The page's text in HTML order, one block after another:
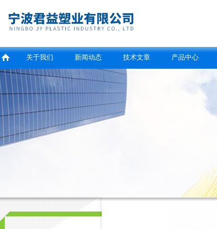
关于我们 新闻动态 技术文章 产品中心